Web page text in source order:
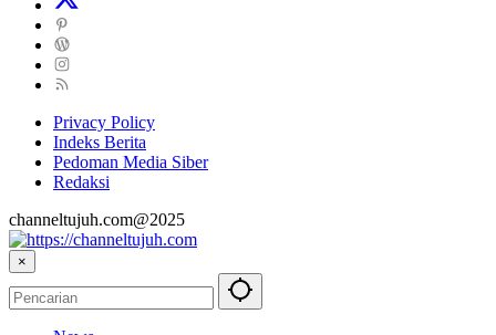
Privacy Policy
Indeks Berita
Pedoman Media Siber
Redaksi
channeltujuh.com@2025
×